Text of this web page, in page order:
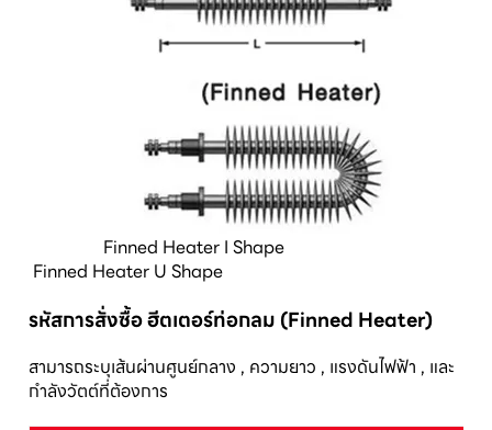
Finned Heater I Shape
Finned Heater U Shape
รหัสการสั่งซื้อ ฮีตเตอร์ท่อกลม (Finned Heater)
สามารถระบุเส้นผ่านศูนย์กลาง , ความยาว , แรงดันไฟฟ้า , และ
กำลังวัตต์ที่ต้องการ